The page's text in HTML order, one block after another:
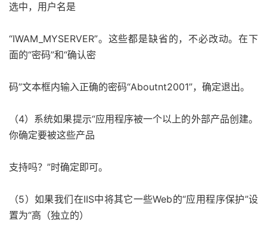
选中，用户名是
“IWAM_MYSERVER”。这些都是缺省的，不必改动。在下
面的“密码”和“确认密
码”文本框内输入正确的密码“Aboutnt2001”，确定退出。
（4）系统如果提示“应用程序被一个以上的外部产品创建。
你确定要被这些产品
支持吗？”时确定即可。
（5）如果我们在IIS中将其它一些Web的“应用程序保护”设
置为“高（独立的）